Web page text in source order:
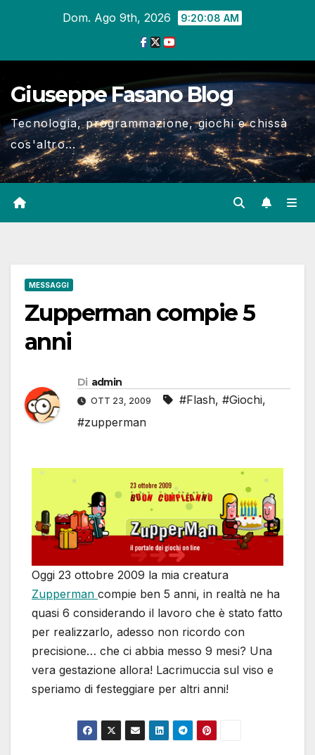
Dom. Ago 9th, 2026 9:20:08 AM
Giuseppe Fasano Blog
Tecnologia, programmazione, giochi e chissà
cos'altro...
MESSAGGI
Zupperman compie 5
anni
Di admin
OTT 23, 2009 #Flash, #Giochi,
#zupperman
Oggi 23 ottobre 2009 la mia creatura
Zupperman compie ben 5 anni, in realtà ne ha
quasi 6 considerando il lavoro che è stato fatto
per realizzarlo, adesso non ricordo con
precisione… che ci abbia messo 9 mesi? Una
vera gestazione allora! Lacrimuccia sul viso e
speriamo di festeggiare per altri anni!